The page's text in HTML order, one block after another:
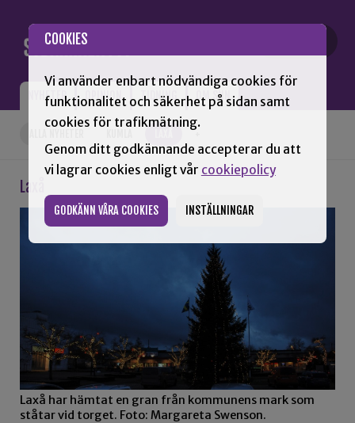
COOKIES
Vi använder enbart nödvändiga cookies för
funktionalitet och säkerhet på sidan samt
cookies för trafikmätning.
Genom ditt godkännande accepterar du att
vi lagrar cookies enligt vår cookiepolicy
GODKÄNN VÅRA COOKIES INSTÄLLNINGAR
NYHETER OPINION TIDNING OM SNN
+
Laxå
Laxå har hämtat en gran från kommunens mark som
ståtar vid torget. Foto: Margareta Swenson.